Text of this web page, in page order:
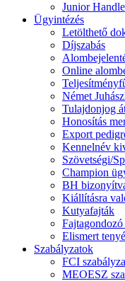
Junior
Ügyintézés
Letölthető
Díjszabás
Online
Német
Tulajdonjog
Honosítás
Export
Kennelnév
Szövetségi/
Champion
BH
Kiállításra
Kutyafajták
Fajtagondozó
Elismert
Szabályzatok
FCI
MEOESZ